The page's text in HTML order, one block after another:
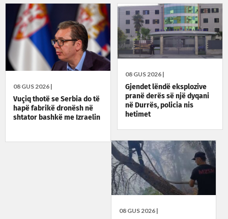
08 GUS 2026 |
Vuçiq thotë se Serbia do të
hapë fabrikë dronësh në
shtator bashkë me Izraelin
08 GUS 2026 |
Gjendet lëndë eksplozive
pranë derës së një dyqani
në Durrës, policia nis
hetimet
08 GUS 2026 |